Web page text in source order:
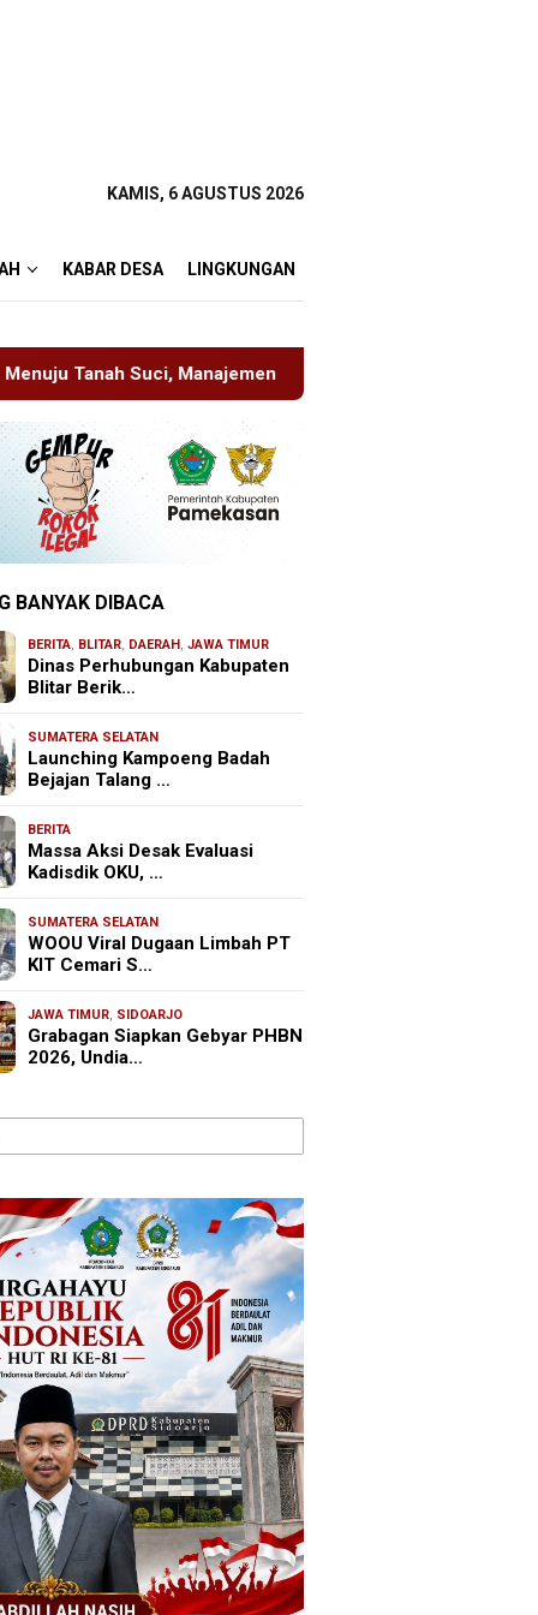
KAMIS, 6 AGUSTUS 2026
KABAR DESA LINGKUNGAN
Pastikan Pelayanan Berita Tetap Maksimal
BANYAK DIBACA
BERITA, BLITAR, DAERAH ,JAWA TIMUR
Dinas Perhubungan Kabupaten
Blitar Berik…
SUMATERA SELATAN
Launching Kampoeng Badah
Bejajan Talang …
BERITA
Massa Aksi Desak Evaluasi
Kadisdik OKU, …
SUMATERA SELATAN
WOOU Viral Dugaan Limbah PT
KIT Cemari S…
JAWA TIMUR, SIDOARJO
Grabagan Siapkan Gebyar PHBN
2026, Undia…